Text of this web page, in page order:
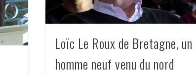
Loïc Le Roux de Bretagne, un
homme neuf venu du nord